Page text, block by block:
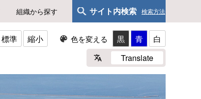
組織から探す サイト内検索 検索方法
標準 縮小 色を変える 黒 青
白
Translate